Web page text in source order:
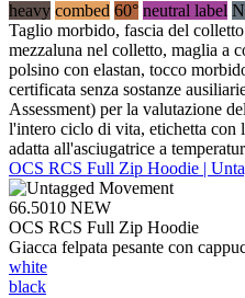
heavy combed 60° neutral label
Taglio morbido, fascia del
mezzaluna nel colletto, maglia a
polsino con elastan, tocco
certificata senza sostanze
Assessment) per la valutazione
l'intero ciclo di vita, etichetta con
adatta all'asciugatrice a
OCS RCS Full Zip Hoodie |
66.5010 NEW
OCS RCS Full Zip Hoodie
Giacca felpata pesante con
white
black